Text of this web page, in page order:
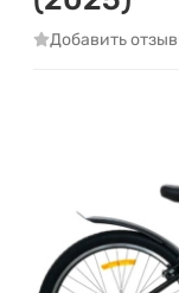
Добавить отзыв